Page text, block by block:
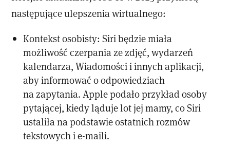
następujące ulepszenia wirtualnego:
Kontekst osobisty: Siri będzie miała
możliwość czerpania ze zdjęć, wydarzeń
kalendarza, Wiadomości i innych aplikacji,
aby informować o odpowiedziach
na zapytania. Apple podało przykład osoby
pytającej, kiedy ląduje lot jej mamy, co Siri
ustaliła na podstawie ostatnich rozmów
tekstowych i e-maili.